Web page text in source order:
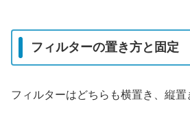
フィルターの置き方と固定
フィルターはどちらも横置き、縦置